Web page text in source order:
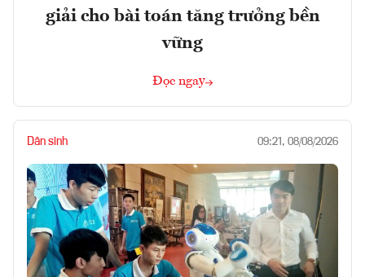
giải cho bài toán tăng trưởng bền
vững
Đọc ngay
Dân sinh 09:21, 08/08/2026